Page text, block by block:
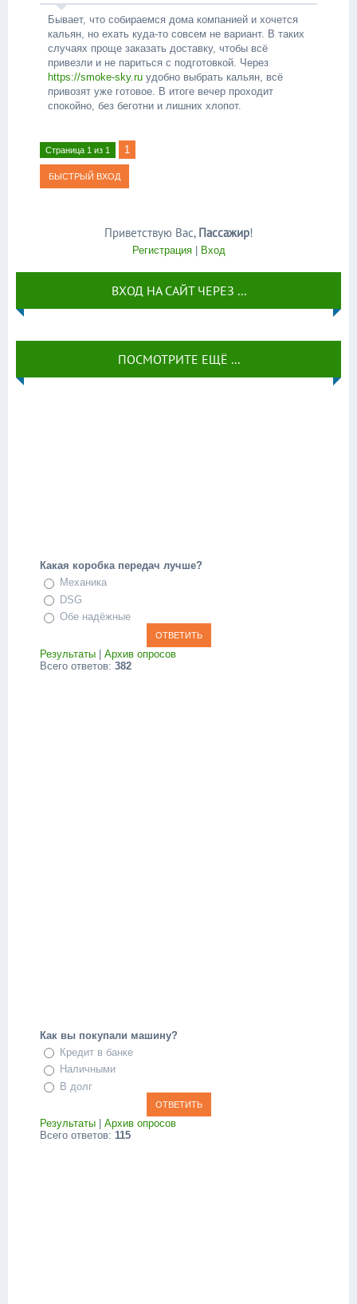
Бывает, что собираемся дома компанией и хочется
кальян, но ехать куда-то совсем не вариант. В таких
случаях проще заказать доставку, чтобы всё
привезли и не париться с подготовкой. Через
https://smoke-sky.ru удобно выбрать кальян, всё
привозят уже готовое. В итоге вечер проходит
спокойно, без беготни и лишних хлопот.
Страница 1 из 1 1
Приветствую Вас, Пассажир!
Регистрация| Вход
ВХОД НА САЙТ ЧЕРЕЗ ...
ПОСМОТРИТЕ ЕЩЁ ...
Какая коробка передач лучше?
Механика
DSG
Обе надёжные
Результаты | Архив опросов
Всего ответов: 382
Как вы покупали машину?
Кредит в банке
Наличными
В долг
Результаты
Архив опросов
Всего ответов: 115